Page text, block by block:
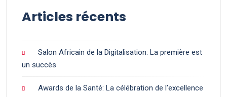
Articles récents
Salon Africain de la Digitalisation: La première est
un succès
Awards de la Santé: La célébration de l’excellence